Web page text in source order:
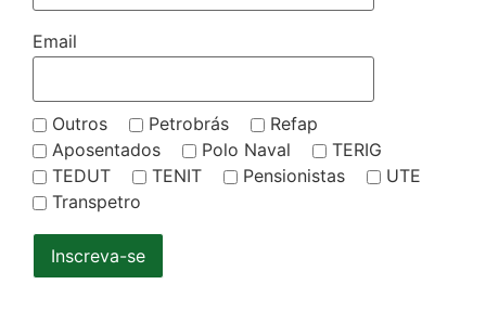
Email
Outros Petrobrás
Refap
Aposentados
Polo Naval
TERIG
TEDUT
TENIT Pensionistas
UTE
Transpetro
Inscreva-se